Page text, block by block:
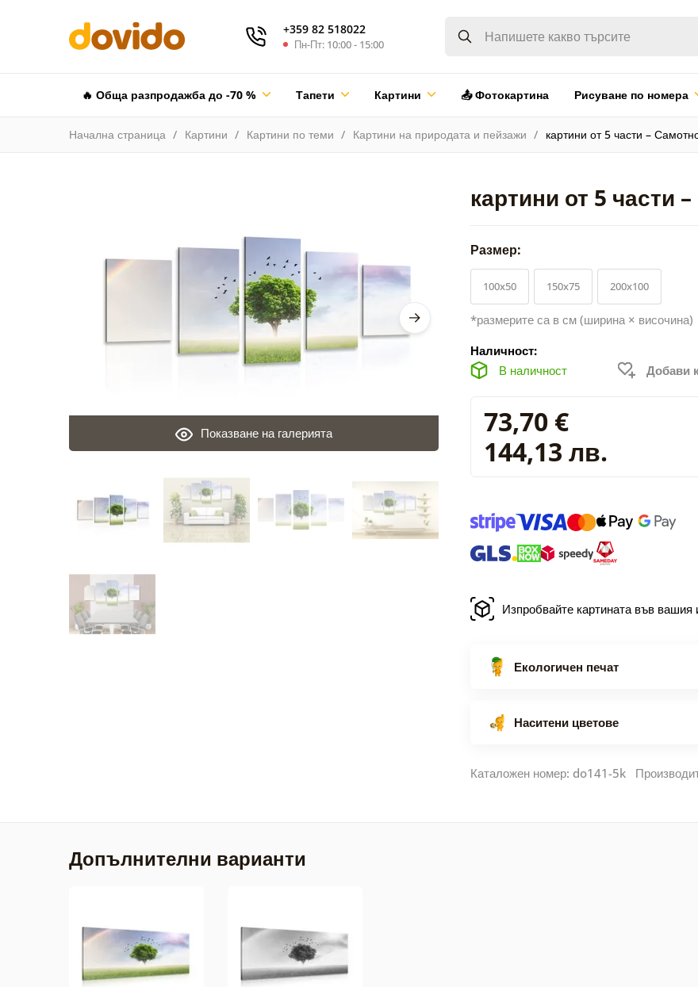
+359 82 518022
Пн-Пт: 10:00 - 15:00
🔥 Обща разпродажба до -70 % Тапети Картини 📤 Фотокартина Рисуване по номера
Начална страница Картини Картини по теми Картини на природата и пейзажи картини от 5 части –
картини от 5 части
Показване на галерията
Размер:
100x50 150x75 200x100
*размерите са в см (ширина × височина)
Наличност:
В наличност
Добави
73,70 €
144,13 лв.
Изпробвайте картината във вашия
Екологичен печат
Наситени цветове
Каталожен номер: do141-5k
Допълнителни варианти